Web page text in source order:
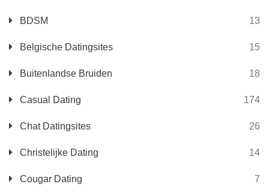
BDSM 13
Belgische Datingsites 15
Buitenlandse Bruiden 18
Casual Dating 174
Chat Datingsites 26
Christelijke Dating 14
Cougar Dating 7